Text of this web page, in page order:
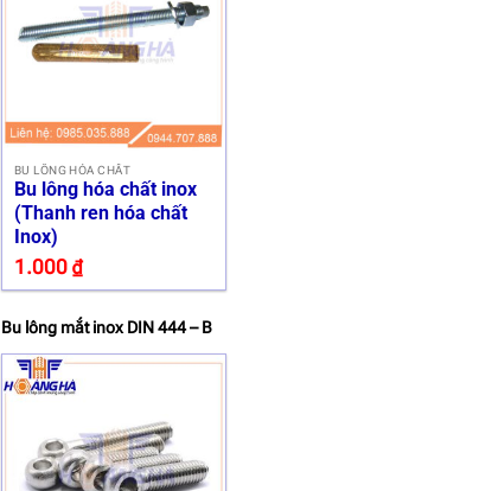
BU LÔNG HÓA CHẤT
Bu lông hóa chất inox
(Thanh ren hóa chất
Inox)
1.000 ₫
Bu lông mắt inox DIN 444 – B